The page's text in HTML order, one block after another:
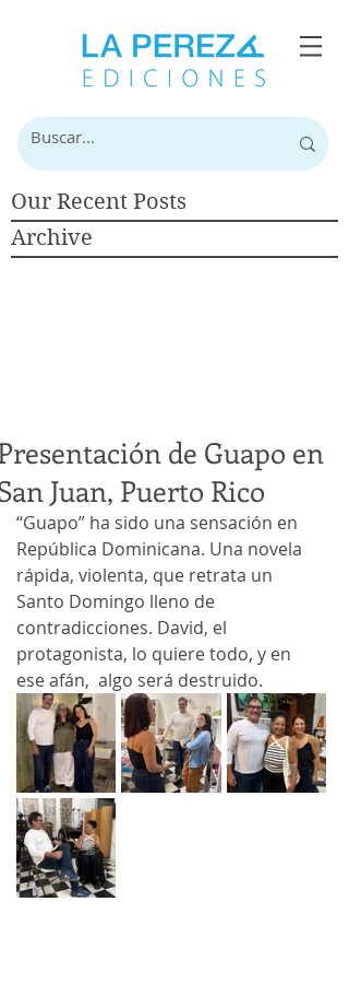
Our Recent Posts
Archive
de Guapo en
Juan, Puerto Rico
“Guapo” ha sido una sensación en
República Dominicana. Una novela
rápida, violenta, que retrata un
Santo Domingo lleno de
contradicciones. David, el
protagonista, lo quiere todo, y en
ese afán,  algo será destruido.